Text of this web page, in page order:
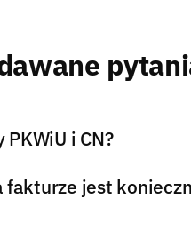
i CN?
fakturze jest